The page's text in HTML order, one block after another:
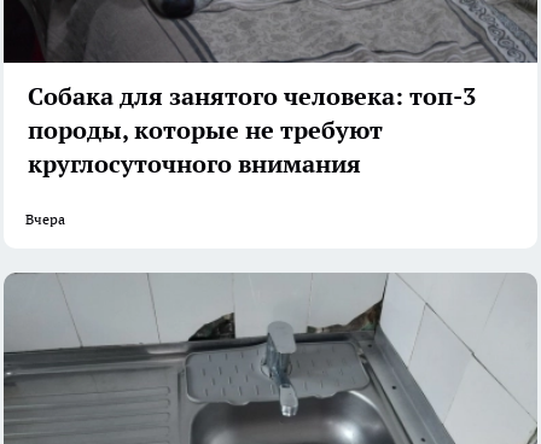
Собака для занятого человека: топ-3
породы, которые не требуют
круглосуточного внимания
Вчера